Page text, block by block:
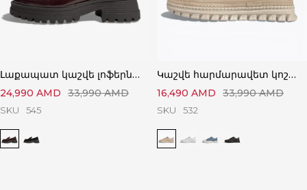
Լաքապատ կաշվե լոֆերներ՝ Կատարյալ Ստիլային
33,990AMD
24,990 AMD
SKU 545
Կաշվե հարմարավետ կոշիկներ՝ Կատարյալ Հարմարավետ
33,990AMD
16,490 AMD
SKU 532